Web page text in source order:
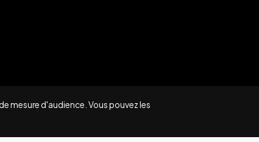
mesure d'audience. Vous pouvez les